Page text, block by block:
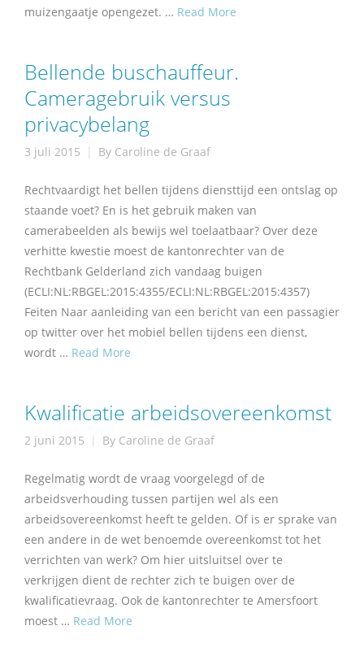
muizengaatje opengezet. … Read More
Bellende buschauffeur.
Cameragebruik versus
privacybelang
3 juli 2015 By Caroline de Graaf
Rechtvaardigt het bellen tijdens diensttijd een ontslag op
staande voet? En is het gebruik maken van
camerabeelden als bewijs wel toelaatbaar? Over deze
verhitte kwestie moest de kantonrechter van de
Rechtbank Gelderland zich vandaag buigen
(ECLI:NL:RBGEL:2015:4355/ECLI:NL:RBGEL:2015:4357)
Feiten Naar aanleiding van een bericht van een passagier
op twitter over het mobiel bellen tijdens een dienst,
wordt … Read More
Kwalificatie arbeidsovereenkomst
2 juni 2015 By Caroline de Graaf
Regelmatig wordt de vraag voorgelegd of de
arbeidsverhouding tussen partijen wel als een
arbeidsovereenkomst heeft te gelden. Of is er sprake van
een andere in de wet benoemde overeenkomst tot het
verrichten van werk? Om hier uitsluitsel over te
verkrijgen dient de rechter zich te buigen over de
kwalificatievraag. Ook de kantonrechter te Amersfoort
moest … Read More